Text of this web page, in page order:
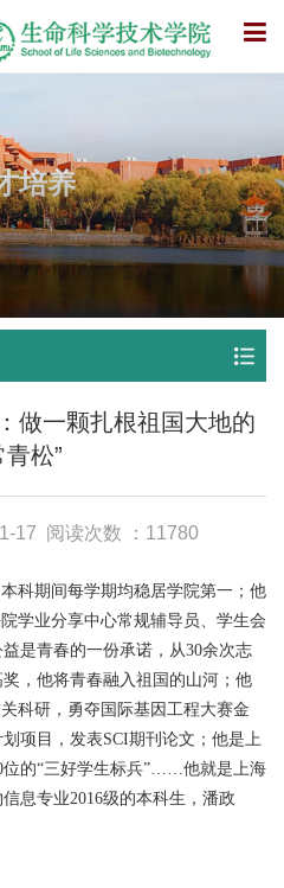
X
培养
做一颗扎根祖国大地的
青松”
17 阅读次数 ：11780
科期间每学期均稳居学院第一；他
学业分享中心常规辅导员、学生会
是青春的一份承诺，从30余次志
，他将青春融入祖国的山河；他
科研，勇夺国际基因工程大赛金
项目，发表SCI期刊论文；他是上
位的“三好学生标兵”……他就是上海
息专业2016级的本科生，潘政